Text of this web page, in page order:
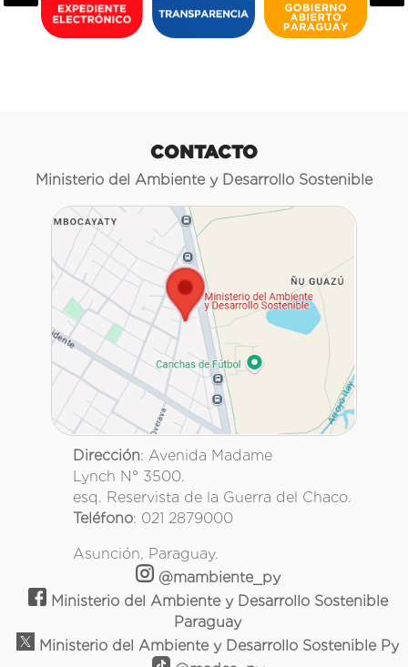
CONTACTO
Ministerio del Ambiente y Desarrollo Sostenible
Dirección: Avenida Madame
Lynch N° 3500.
esq. Reservista de la Guerra del Chaco.
Teléfono: 021 2879000
Asunción, Paraguay.
@mambiente_py
Ministerio del Ambiente y Desarrollo Sostenible
Paraguay
Ministerio del Ambiente y Desarrollo Sostenible Py